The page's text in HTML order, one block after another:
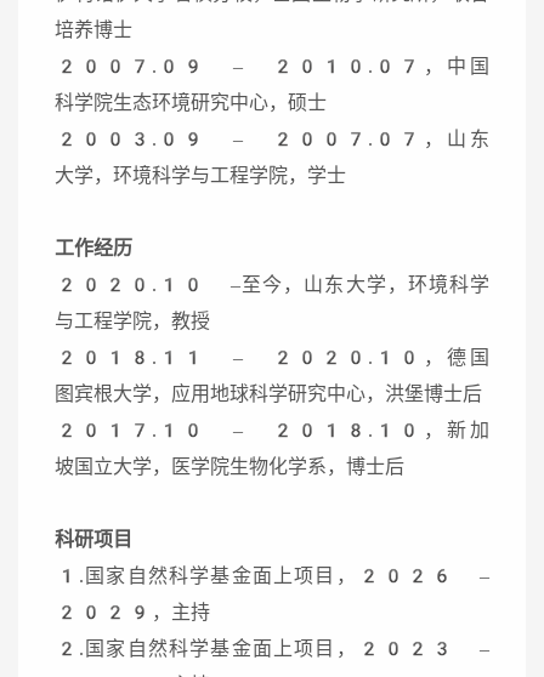
培养博士
2007.09 – 2010.07，中国
科学院生态环境研究中心，硕士
2003.09 – 2007.07，山东
大学，环境科学与工程学院，学士
工作经历
2020.10 –至今，山东大学，环境科学
与工程学院，教授
2018.11 – 2020.10，德国
图宾根大学，应用地球科学研究中心，洪堡博士后
2017.10 – 2018.10，新加
坡国立大学，医学院生物化学系，博士后
科研项目
1.国家自然科学基金面上项目，2026 –
2029，主持
2.国家自然科学基金面上项目，2023 –